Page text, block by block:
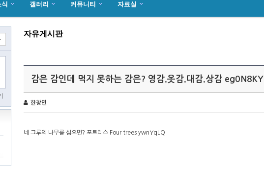
식 갤러리 커뮤니티 자료실
자유게시판
감은 감인데 먹지 못하는 감은? 영감.옷감.대감.상감 eg0N8KY
한창민
네 그루의 나무를 심으면? 포트리스 Four trees ywnYqLQ
초대합니다 마인츠 한인회 문화 행사 2020…